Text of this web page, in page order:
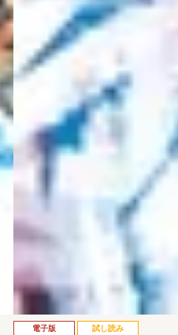
電子版 試し読み